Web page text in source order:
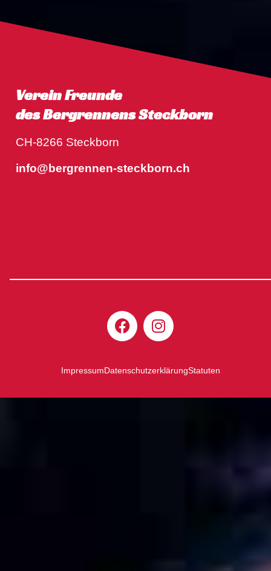
Verein Freunde
des Bergrennens Steckborn
CH-8266 Steckborn
info@bergrennen-steckborn.ch
ImpressumDatenschutzerklärungStatuten